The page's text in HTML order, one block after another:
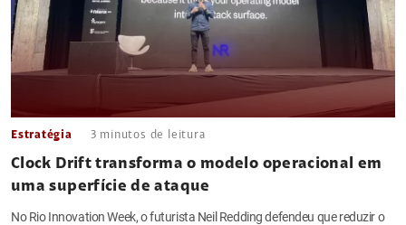
Estratégia 3 minutos de leitura
Clock Drift transforma o modelo operacional em
uma superfície de ataque
No Rio Innovation Week, o futurista Neil Redding defendeu que reduzir o